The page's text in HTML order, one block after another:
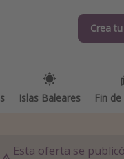
Crea
Islas Baleares Fin
Crea
Islas Baleares Fin
Esta oferta se